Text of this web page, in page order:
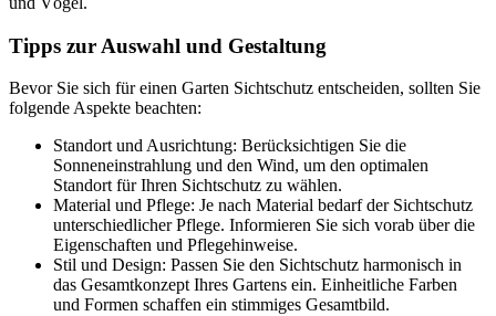
Tipps zur Auswahl und Gestaltung
Bevor Sie sich für einen Garten Sichtschutz entscheiden, sollten Sie
folgende Aspekte beachten:
Standort und Ausrichtung: Berücksichtigen Sie die
Sonneneinstrahlung und den Wind, um den optimalen
Standort für Ihren Sichtschutz zu wählen.
Material und Pflege: Je nach Material bedarf der Sichtschutz
unterschiedlicher Pflege. Informieren Sie sich vorab über die
Eigenschaften und Pflegehinweise.
Stil und Design: Passen Sie den Sichtschutz harmonisch in
das Gesamtkonzept Ihres Gartens ein. Einheitliche Farben
und Formen schaffen ein stimmiges Gesamtbild.